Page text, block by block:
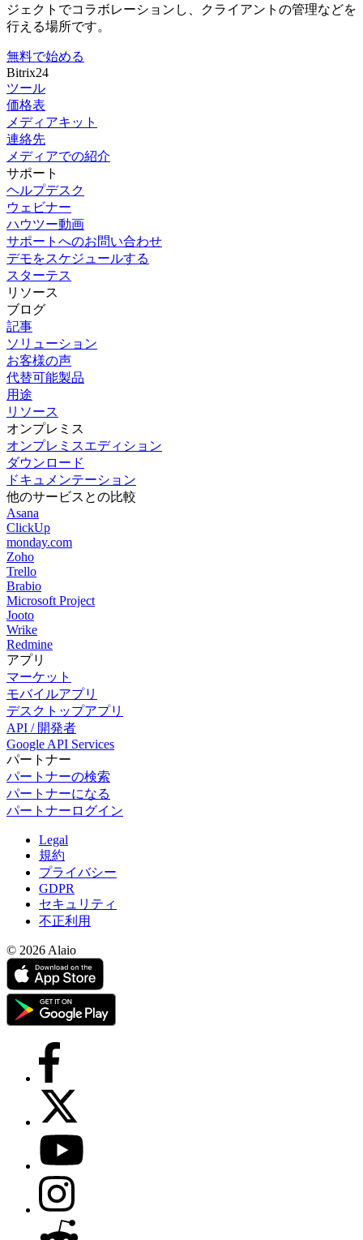
ジェクトでコラボレーションし、クライアントの管理などを
行える場所です。
無料で始める
Bitrix24
ツール
価格表
メディアキット
連絡先
メディアでの紹介
サポート
ヘルプデスク
ウェビナー
ハウツー動画
サポートへのお問い合わせ
デモをスケジュールする
スターテス
リソース
ブログ
記事
ソリューション
お客様の声
代替可能製品
用途
リソース
オンプレミス
オンプレミスエディション
ダウンロード
ドキュメンテーション
他のサービスとの比較
Asana
ClickUp
monday.com
Zoho
Trello
Brabio
Microsoft Project
Jooto
Wrike
Redmine
アプリ
マーケット
モバイルアプリ
デスクトップアプリ
API / 開発者
Google API Services
パートナー
パートナーの検索
パートナーになる
パートナーログイン
Legal
規約
プライバシー
GDPR
セキュリティ
不正利用
© 2026 Alaio